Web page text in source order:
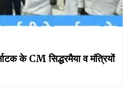
के CM सिद्धरमैया व मंत्रियों